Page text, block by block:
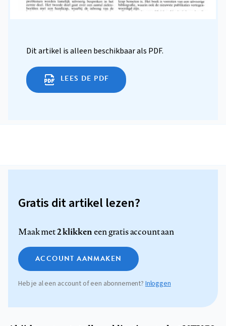
Dit artikel is alleen beschikbaar als PDF.
LEES DE PDF
Gratis dit artikel lezen?
Maak met2 klikkeneen gratis account aan
ACCOUNT AANMAKEN
Heb je al een account of een abonnement? Inloggen